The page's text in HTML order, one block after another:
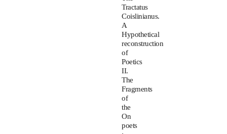
Tractatus
Coislinianus.
A
Hypothetical
reconstruction
of
Poetics
II.
The
Fragments
of
the
On
poets